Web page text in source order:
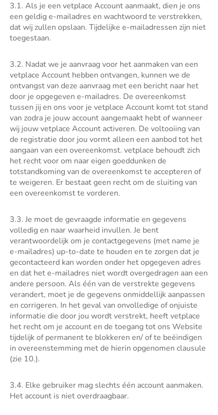
3.1. Als je een vetplace Account aanmaakt, dien je ons
een geldig e-mailadres en wachtwoord te verstrekken,
dat wij zullen opslaan. Tijdelijke e-mailadressen zijn niet
toegestaan.
3.2. Nadat we je aanvraag voor het aanmaken van een
vetplace Account hebben ontvangen, kunnen we de
ontvangst van deze aanvraag met een bericht naar het
door je opgegeven e-mailadres. De overeenkomst
tussen jij en ons voor je vetplace Account komt tot stand
van zodra je jouw account aangemaakt hebt of wanneer
wij jouw vetplace Account activeren. De voltooiing van
de registratie door jou vormt alleen een aanbod tot het
aangaan van een overeenkomst. vetplace behoudt zich
het recht voor om naar eigen goeddunken de
totstandkoming van de overeenkomst te accepteren of
te weigeren. Er bestaat geen recht om de sluiting van
een overeenkomst te vorderen.
3.3. Je moet de gevraagde informatie en gegevens
volledig en naar waarheid invullen. Je bent
verantwoordelijk om je contactgegevens (met name je
e-mailadres) up-to-date te houden en te zorgen dat je
gecontacteerd kan worden onder het opgegeven adres
en dat het e-mailadres niet wordt overgedragen aan een
andere persoon. Als één van de verstrekte gegevens
verandert, moet je de gegevens onmiddellijk aanpassen
en corrigeren. In het geval van onvolledige of onjuiste
informatie die door jou wordt verstrekt, heeft vetplace
het recht om je account en de toegang tot ons Website
tijdelijk of permanent te blokkeren en/ of te beëindigen
in overeenstemming met de hierin opgenomen clausule
(zie 10.).
3.4. Elke gebruiker mag slechts één account aanmaken.
Het account is niet overdraagbaar.